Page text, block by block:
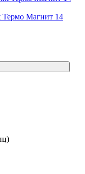
Термо Магнит 14